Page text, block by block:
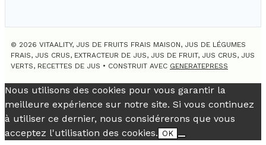
© 2026 VITAALITY, JUS DE FRUITS FRAIS MAISON, JUS DE LÉGUMES
FRAIS, JUS CRUS, EXTRACTEUR DE JUS, JUS DE FRUIT, JUS CRUS, JUS
VERTS, RECETTES DE JUS • CONSTRUIT AVEC GENERATEPRESS
Nous utilisons des cookies pour vous garantir la
meilleure expérience sur notre site. Si vous continuez
à utiliser ce dernier, nous considérerons que vous
acceptez l'utilisation des cookies. OK